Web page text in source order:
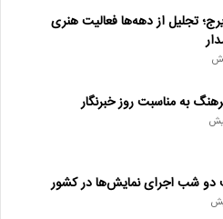
تجلیل از دهه‌ها فعالیت هنری
به مناسبت روز خبرنگار
دو شب اجرای نمایش‌ها در کشور